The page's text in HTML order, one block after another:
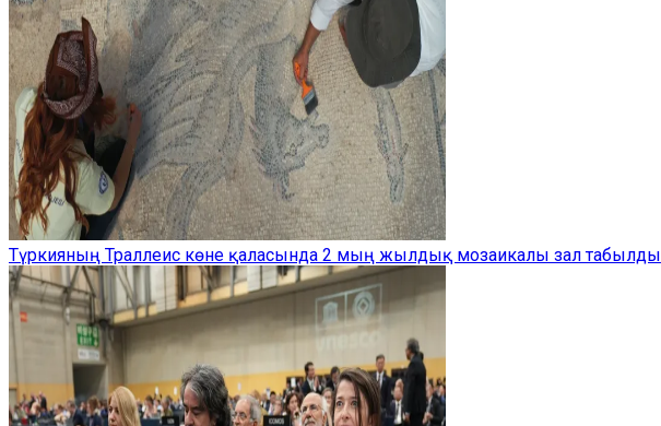
Түркияның Траллеис көне қаласында 2 мың жылдық мозаикалы зал табылды